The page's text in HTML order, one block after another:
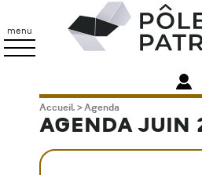
contenu
principal
menu
Patrimoine
Fil
d'Ariane
Accueil Agenda
AGENDA JUIN